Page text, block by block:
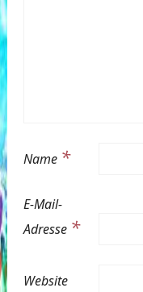
Name *
E-Mail-
Adresse *
Website